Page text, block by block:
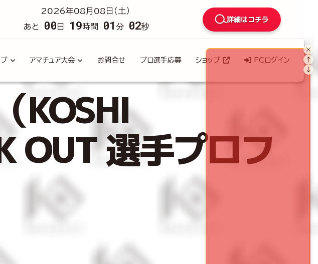
2026年08月08日（土）
あと
00 日 19時間 01 分 00秒
詳細はコチラ
アマチュア大会 お問合せ プロ選手応募 ショップ FCログイン
KOSHI
OUT 選手プロフ
×
↑
↓